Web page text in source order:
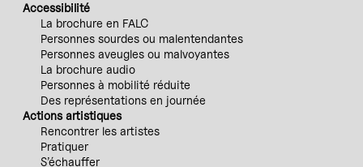
Accessibilité
La brochure en FALC
Personnes sourdes ou malentendantes
Personnes aveugles ou malvoyantes
La brochure audio
Personnes à mobilité réduite
Des représentations en journée
Actions artistiques
Rencontrer les artistes
Pratiquer
S’échauffer